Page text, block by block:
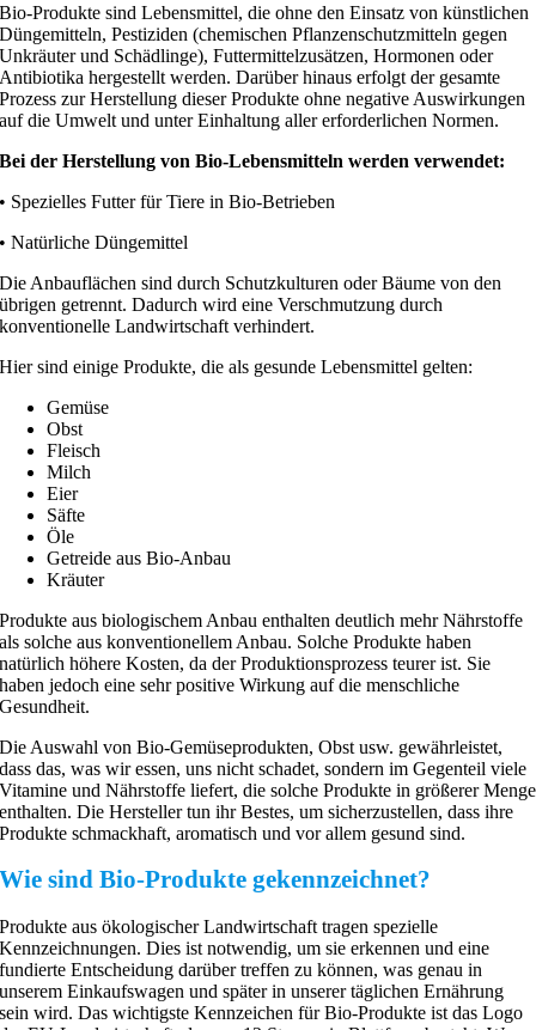
Bio-Produkte sind Lebensmittel, die ohne den Einsatz von künstlichen
Düngemitteln, Pestiziden (chemischen Pflanzenschutzmitteln gegen
Unkräuter und Schädlinge), Futtermittelzusätzen, Hormonen oder
Antibiotika hergestellt werden. Darüber hinaus erfolgt der gesamte
Prozess zur Herstellung dieser Produkte ohne negative Auswirkungen
auf die Umwelt und unter Einhaltung aller erforderlichen Normen.
Bei der Herstellung von Bio-Lebensmitteln werden verwendet:
• Spezielles Futter für Tiere in Bio-Betrieben
• Natürliche Düngemittel
Die Anbauflächen sind durch Schutzkulturen oder Bäume von den
übrigen getrennt. Dadurch wird eine Verschmutzung durch
konventionelle Landwirtschaft verhindert.
Hier sind einige Produkte, die als gesunde Lebensmittel gelten:
Gemüse
Obst
Fleisch
Milch
Eier
Säfte
Öle
Getreide aus Bio-Anbau
Kräuter
Produkte aus biologischem Anbau enthalten deutlich mehr Nährstoffe
als solche aus konventionellem Anbau. Solche Produkte haben
natürlich höhere Kosten, da der Produktionsprozess teurer ist. Sie
haben jedoch eine sehr positive Wirkung auf die menschliche
Gesundheit.
Die Auswahl von Bio-Gemüseprodukten, Obst usw. gewährleistet,
dass das, was wir essen, uns nicht schadet, sondern im Gegenteil viele
Vitamine und Nährstoffe liefert, die solche Produkte in größerer Menge
enthalten. Die Hersteller tun ihr Bestes, um sicherzustellen, dass ihre
Produkte schmackhaft, aromatisch und vor allem gesund sind.
Wie sind Bio-Produkte gekennzeichnet?
Produkte aus ökologischer Landwirtschaft tragen spezielle
Kennzeichnungen. Dies ist notwendig, um sie erkennen und eine
fundierte Entscheidung darüber treffen zu können, was genau in
unserem Einkaufswagen und später in unserer täglichen Ernährung
sein wird. Das wichtigste Kennzeichen für Bio-Produkte ist das Logo